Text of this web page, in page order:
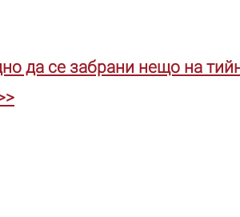
да се забрани нещо на